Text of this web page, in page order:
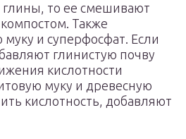
глины, то ее смешивают
Также
и суперфосфат. Если
глинистую почву
кислотности
муку и древесную
кислотность, добавляют